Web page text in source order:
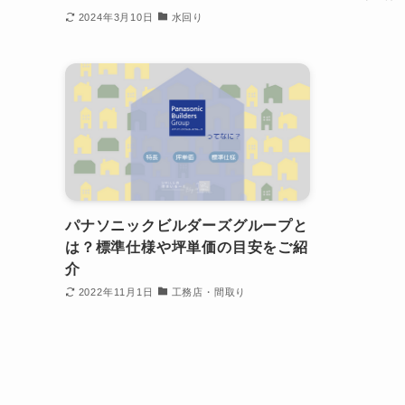
2024年3月10日 水回り
パナソニックビルダーズグループと
は？標準仕様や坪単価の目安をご紹
介
2022年11月1日 工務店・間取り